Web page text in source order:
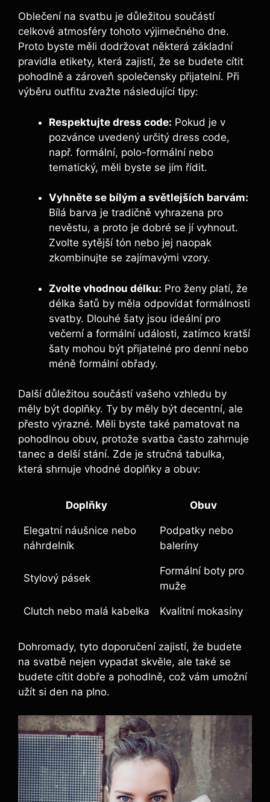
Oblečení na svatbu je důležitou součástí
celkové atmosféry tohoto výjimečného dne.
Proto byste měli dodržovat některá základní
pravidla etikety, která zajistí, že se budete cítit
pohodlně a zároveň společensky přijatelní. Při
výběru outfitu zvažte následující tipy:
Respektujte dress code: Pokud je v
pozvánce uvedený určitý dress code,
např. formální, polo-formální nebo
tematický, měli byste se jím řídit.
Vyhněte se bílým a světlejších barvám:
Bílá barva je tradičně vyhrazena pro
nevěstu, a proto je dobré se jí vyhnout.
Zvolte sytější tón nebo jej naopak
zkombinujte se zajímavými vzory.
Zvolte vhodnou délku: Pro ženy platí, že
délka šatů by měla odpovídat formálnosti
svatby. Dlouhé šaty jsou ideální pro
večerní a formální události, zatímco kratší
šaty mohou být přijatelné pro denní nebo
méně formální obřady.
Další důležitou součástí vašeho vzhledu by
měly být doplňky. Ty by měly být decentní, ale
přesto výrazné. Měli byste také pamatovat na
pohodlnou obuv, protože svatba často zahrnuje
tanec a delší stání. Zde je stručná tabulka,
která shrnuje vhodné doplňky a obuv:
Doplňky Obuv
Elegatní náušnice nebo
náhrdelník
Podpatky nebo
baleríny
Stylový pásek
Formální boty pro
muže
Clutch nebo malá kabelka Kvalitní mokasíny
Dohromady, tyto doporučení zajistí, že budete
na svatbě nejen vypadat skvěle, ale také se
budete cítit dobře a pohodlně, což vám umožní
užít si den na plno.